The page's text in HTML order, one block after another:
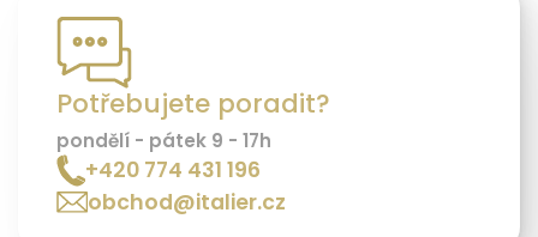
Potřebujete poradit?
pondělí - pátek 9 - 17h
+420 774 431 196
obchod@italier.cz